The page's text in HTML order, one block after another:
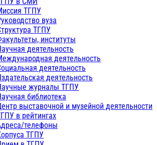
ТГПУ
вуза
ТГПУ
институты
деятельность
деятельность
деятельность
деятельность
журналы ТГПУ
библиотека
выставочной и музейной деятельности
в рейтингах
телефоны
ТГПУ